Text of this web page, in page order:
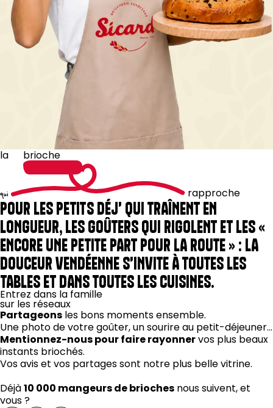
la brioche
qui rapproche
POUR LES PETITS DÉJ' QUI TRAÎNENT EN
LONGUEUR, LES GOÛTERS QUI RIGOLENT ET LES «
ENCORE UNE PETITE PART POUR LA ROUTE » : LA
DOUCEUR VENDÉENNE S'INVITE À TOUTES LES
TABLES ET DANS TOUTES LES CUISINES.
Entrez dans la famille
sur les réseaux
Partageons les bons moments ensemble.
Une photo de votre goûter, un sourire au petit-déjeuner…
Mentionnez-nous pour faire rayonnervos plus beaux
instants briochés.
Vos avis et vos partages sont notre plus belle vitrine.
Déjà10 000 mangeurs de brioches nous suivent, et
vous ?